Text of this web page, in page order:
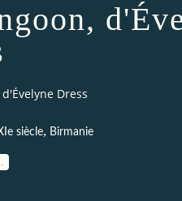
Dress
siècle, Birmanie